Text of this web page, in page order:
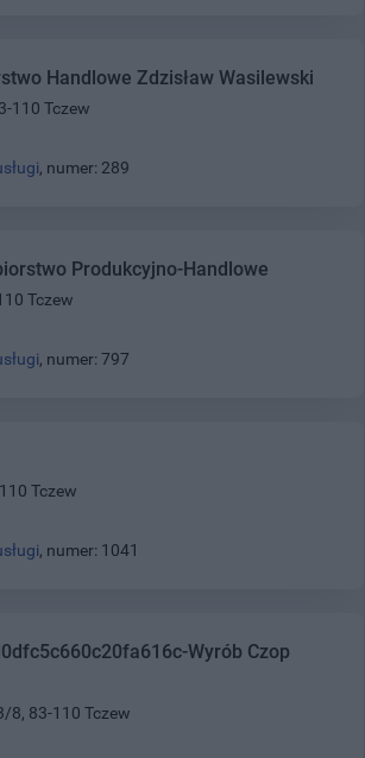
Handlowe Zdzisław Wasilewski
110 Tczew
, numer: 289
Produkcyjno-Handlowe
Tczew
, numer: 797
Tczew
, numer: 1041
Wyrób Czop
8, 83-110 Tczew